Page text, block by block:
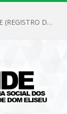
PREGÃO ELETRÔNICO Nº 02/2026-IPSEMDE (REGISTRO DE PREÇOS PARA FUTURA E EVENTUAL AQUISIÇÃO DE MATERIAL DE LIMPEZA E GÊNEROS ALIMENTÍCIOS PARA ATENDER AS NECESSIDADES DO INSTITUTO DE PREVIDÊNCIA SOCIAL DOS SERVIDORES MUNICIPAIS DE DOM ELISEU.)